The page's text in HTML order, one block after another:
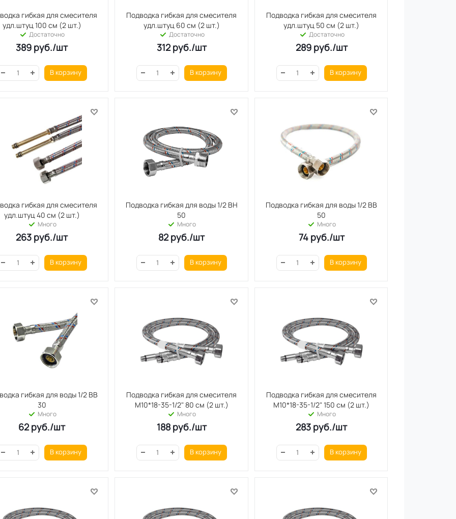
гибкая для смесителя
удл.штуц 100 см (2 шт.)
Достаточно
389 руб./шт
В корзину
Подводка гибкая для смесителя
удл.штуц 60 см (2 шт.)
Достаточно
312руб./шт
В корзину
Подводка гибкая для смесителя
удл.штуц 50 см (2 шт.)
Достаточно
289руб./шт
В корзину
гибкая для смесителя
удл.штуц 40 см (2 шт.)
Много
263 руб./шт
В корзину
Подводка гибкая для воды 1/2 ВН
50
Много
82руб./шт
В корзину
Подводка гибкая для воды 1/2 ВВ
50
Много
74руб./шт
В корзину
гибкая для воды 1/2 ВВ
30
Много
62руб./шт
В корзину
Подводка гибкая для смесителя
М10*18-35-1/2" 80 см (2 шт.)
Много
188руб./шт
В корзину
Подводка гибкая для смесителя
М10*18-35-1/2" 150 см (2 шт.)
Много
283 руб./шт
В корзину